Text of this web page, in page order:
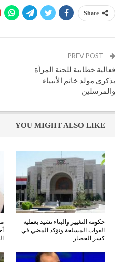
Share
فعالية خطابية للجنة المرأة
بذكرى مولد خاتم الأنبياء
والمرسلين
YOU MIGHT ALSO LIKE
حكومة التغيير والبناء تشيد بعملية
القوات المسلحة وتؤكد المضي في
كسر الحصار